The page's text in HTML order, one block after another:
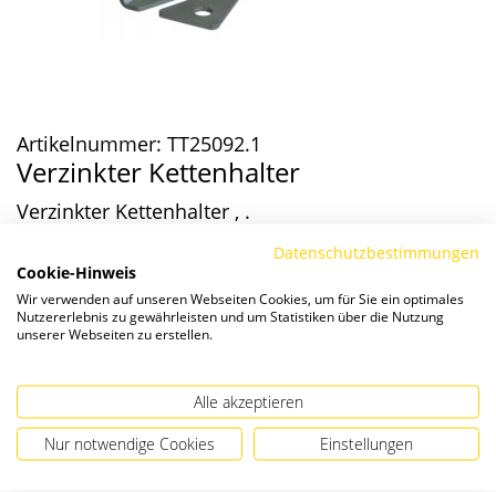
Artikelnummer: TT25092.1
Verzinkter Kettenhalter
Verzinkter Kettenhalter , .
Wunschliste
IN DEN WARENKORB
Datenschutzbestimmungen
Cookie-Hinweis
Wir verwenden auf unseren Webseiten Cookies, um für Sie ein optimales
Nutzererlebnis zu gewährleisten und um Statistiken über die Nutzung
unserer Webseiten zu erstellen.
Alle akzeptieren
Nur notwendige Cookies Einstellungen